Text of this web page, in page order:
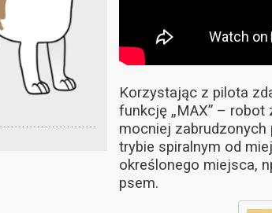
Korzystając z pilota
funkcję „MAX” –
mocniej
trybie spiralnym od
określonego miejsca,
psem.